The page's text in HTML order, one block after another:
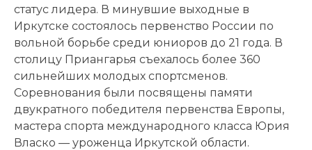
статус лидера. В минувшие выходные в
Иркутске состоялось первенство России по
вольной борьбе среди юниоров до 21 года. В
столицу Приангарья съехалось более 360
сильнейших молодых спортсменов.
Соревнования были посвящены памяти
двукратного победителя первенства Европы,
мастера спорта международного класса Юрия
Власко — уроженца Иркутской области.